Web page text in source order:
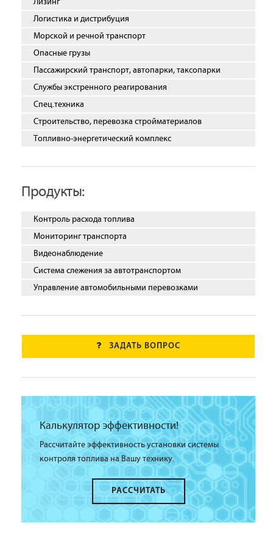
Логистика и дистрибуция
Морской и речной транспорт
Опасные грузы
Пассажирский транспорт, автопарки, таксопарки
Службы экстренного реагирования
Спец.техника
Строительство, перевозка стройматериалов
Топливно-энергетический комплекс
Продукты:
Контроль расхода топлива
Мониторинг транспорта
Видеонаблюдение
Система слежения за автотранспортом
Управление автомобильными перевозками
ЗАДАТЬ ВОПРОС
Калькулятор эффективности!
Рассчитайте эффективность установки системы
контроля топлива на Вашу технику.
РАССЧИТАТЬ